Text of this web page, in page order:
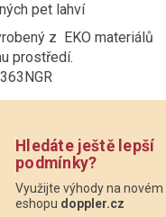
pet lahví
z EKO materiálů
prostředí.
Hledáte ještě lepší
podmínky?
Využijte výhody na novém
eshopu doppler.cz